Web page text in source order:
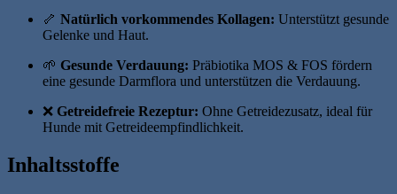
🦴 Natürlich vorkommendes Kollagen: Unterstützt gesunde
Gelenke und Haut.
🌱 Gesunde Verdauung: Präbiotika MOS & FOS fördern
eine gesunde Darmflora und unterstützen die Verdauung.
❌ Getreidefreie Rezeptur: Ohne Getreidezusatz, ideal für
Hunde mit Getreideempfindlichkeit.
Inhaltsstoffe